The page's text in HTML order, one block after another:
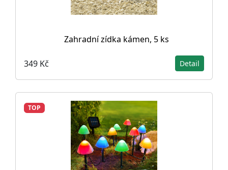
Zahradní zídka kámen, 5 ks
349 Kč Detail
TOP